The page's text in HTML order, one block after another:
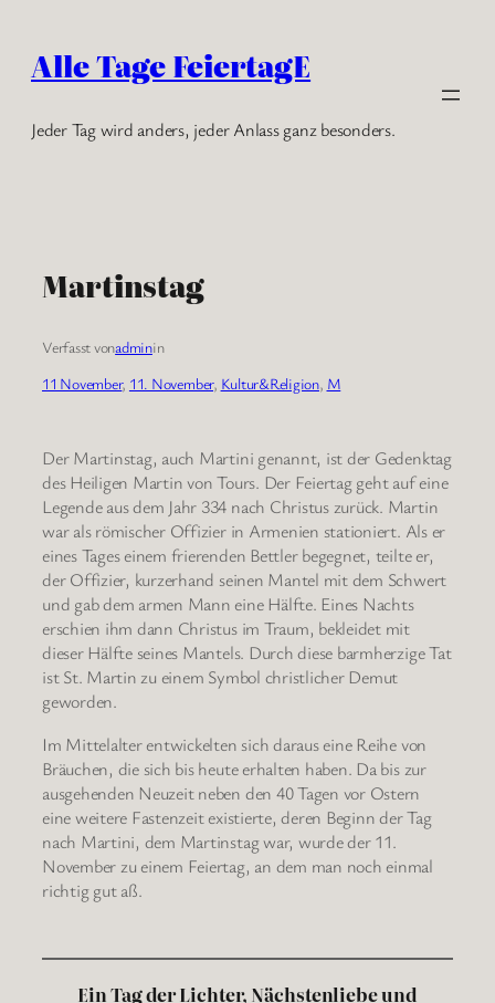
Inhalt
springen
Alle Tage FeiertagE
Jeder Tag wird anders, jeder Anlass ganz besonders.
Martinstag
Verfasst vonadminin
11 November, 11. November, Kultur&Religion, M
Der Martinstag, auch Martini genannt, ist der Gedenktag
des Heiligen Martin von Tours. Der Feiertag geht auf eine
Legende aus dem Jahr 334 nach Christus zurück. Martin
war als römischer Offizier in Armenien stationiert. Als er
eines Tages einem frierenden Bettler begegnet, teilte er,
der Offizier, kurzerhand seinen Mantel mit dem Schwert
und gab dem armen Mann eine Hälfte. Eines Nachts
erschien ihm dann Christus im Traum, bekleidet mit
dieser Hälfte seines Mantels. Durch diese barmherzige Tat
ist St. Martin zu einem Symbol christlicher Demut
geworden.
Im Mittelalter entwickelten sich daraus eine Reihe von
Bräuchen, die sich bis heute erhalten haben. Da bis zur
ausgehenden Neuzeit neben den 40 Tagen vor Ostern
eine weitere Fastenzeit existierte, deren Beginn der Tag
nach Martini, dem Martinstag war, wurde der 11.
November zu einem Feiertag, an dem man noch einmal
richtig gut aß.
Ein Tag der Lichter, Nächstenliebe und